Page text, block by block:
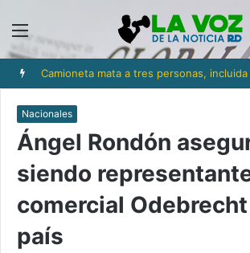
Menú
Nacionales
Ángel Rondón
siendo
comercial
país